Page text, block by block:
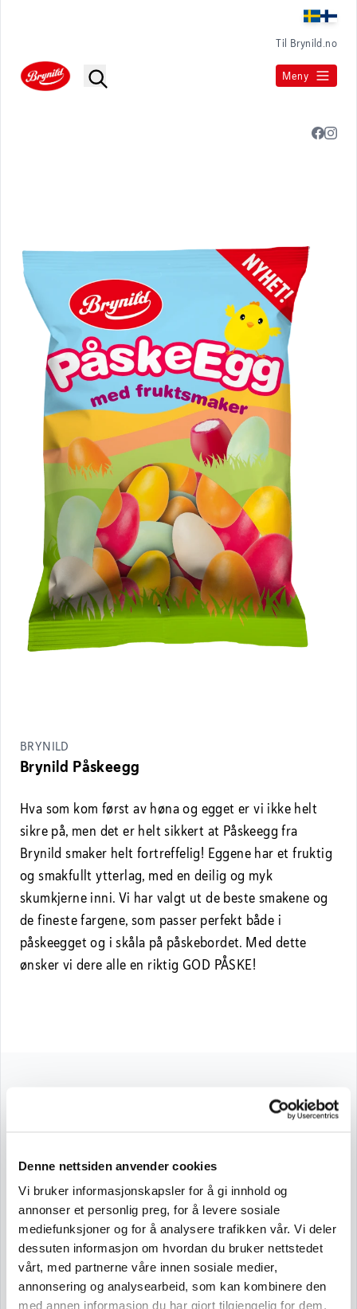
Denne nettsiden anvender cookies
Vi bruker informasjonskapsler for å gi innhold og
annonser et personlig preg, for å levere sosiale
mediefunksjoner og for å analysere trafikken vår. Vi deler
dessuten informasjon om hvordan du bruker nettstedet
vårt, med partnerne våre innen sosiale medier,
annonsering og analysearbeid, som kan kombinere den
med annen informasjon du har gjort tilgjengelig for dem,
Til Brynild.no
Meny
BRYNILD
Brynild Påskeegg
Hva som kom først av høna og egget er vi ikke helt
sikre på, men det er helt sikkert at Påskeegg fra
Brynild smaker helt fortreffelig! Eggene har et fruktig
og smakfullt ytterlag, med en deilig og myk
skumkjerne inni. Vi har valgt ut de beste smakene og
de fineste fargene, som passer perfekt både i
påskeegget og i skåla på påskebordet. Med dette
ønsker vi dere alle en riktig GOD PÅSKE!
surhetsregulerende midler (sitronsyre, eplesyre, E500(ii)),
salt, aromaer, fargestoffer (E120, E160a, E133),
overflatebehandlingsmiddel (kokosolje, E422, E901).
Næringsinnhold
Næringsinnhold pr. 100 g